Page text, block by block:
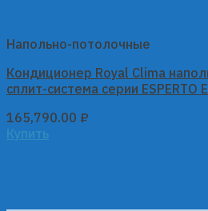
Напольно-потолочные
Кондиционер Royal Clima
сплит-система серии ESPERTO
165,790.00 ₽
Купить